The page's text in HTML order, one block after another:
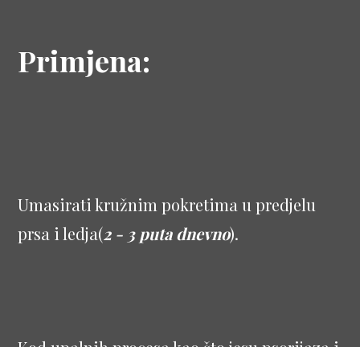
Primjena:
Umasirati kružnim pokretima u predjelu
prsa i ledja(2 - 3 puta dnevno).